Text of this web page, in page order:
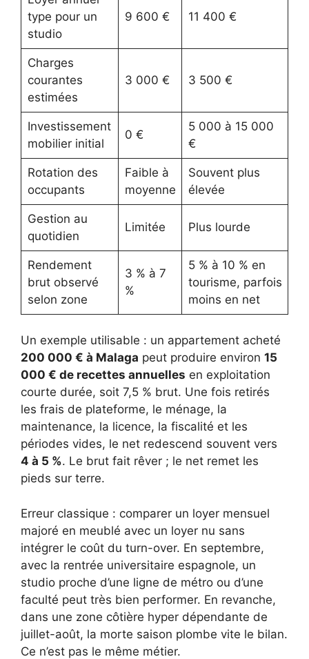
type pour un
studio
9 600 € 11 400 €
Charges
courantes
estimées
3 000 € 3 500 €
Investissement
mobilier initial
0 €
5 000 à 15 000
€
Rotation des
occupants
Faible à
moyenne
Souvent plus
élevée
Gestion au
quotidien
Limitée Plus lourde
Rendement
brut observé
selon zone
3 % à 7
%
5 % à 10 % en
tourisme, parfois
moins en net
Un exemple utilisable : un appartement acheté
200 000 € à Malaga peut produire environ 15
000 € de recettes annuelles en exploitation
courte durée, soit 7,5 % brut. Une fois retirés
les frais de plateforme, le ménage, la
maintenance, la licence, la fiscalité et les
périodes vides, le net redescend souvent vers
4 à 5 %. Le brut fait rêver ; le net remet les
pieds sur terre.
Erreur classique : comparer un loyer mensuel
majoré en meublé avec un loyer nu sans
intégrer le coût du turn-over. En septembre,
avec la rentrée universitaire espagnole, un
studio proche d’une ligne de métro ou d’une
faculté peut très bien performer. En revanche,
dans une zone côtière hyper dépendante de
juillet-août, la morte saison plombe vite le bilan.
Ce n’est pas le même métier.